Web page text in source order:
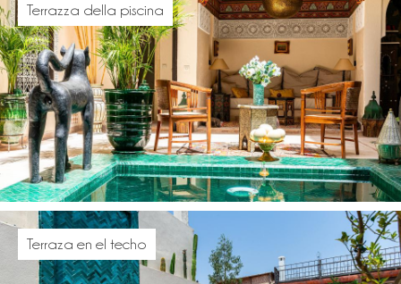
Terrazza della piscina
Terraza en el techo